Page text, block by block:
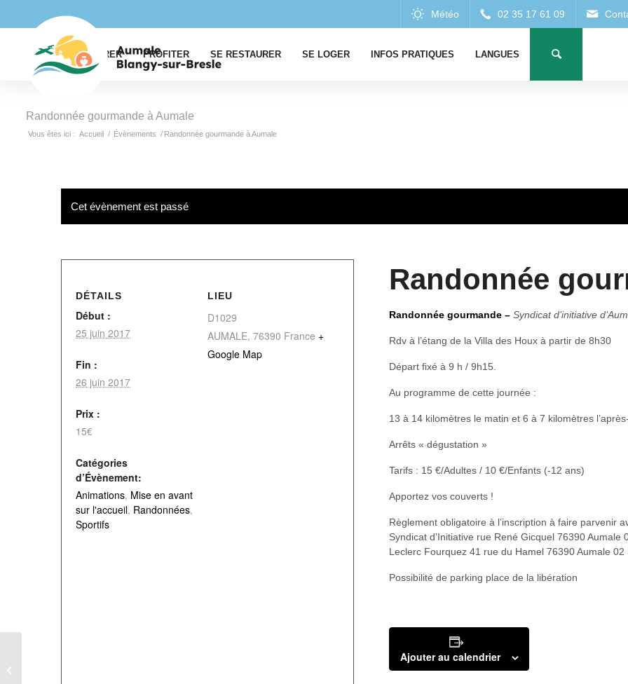
EXPLORER PROFITER SE RESTAURER SE LOGER INFOS PRATIQUES LANGUES
Randonnée gourmande à Aumale
Vous êtes ici : Accueil / Évènements / Randonnée gourmande à Aumale
Cet évènement est passé
Randonnée
Randonnée gourmande – Syndicat d’initiative
Rdv à l’étang de la Villa des Houx à partir de 8h30
Départ fixé à 9 h / 9h15.
Au programme de cette journée :
13 à 14 kilomètres le matin et 6 à 7 kilomètres
Arrêts « dégustation »
Tarifs : 15 €/Adultes / 10 €/Enfants (-12 ans)
Apportez vos couverts !
Règlement obligatoire à l’inscription à faire parvenir
Syndicat d’Initiative rue René Gicquel 76390
Leclerc Fourquez 41 rue du Hamel 76390 Aumale 02
Possibilité de parking place de la libération
Ajouter au calendrier
DÉTAILS
Début :
25 juin 2017
Fin :
26 juin 2017
Prix :
15€
Catégories
d’Évènement:
Animations, Mise en avant
sur l'accueil, Randonnées,
Sportifs
LIEU
D1029
AUMALE, 76390 France +
Google Map